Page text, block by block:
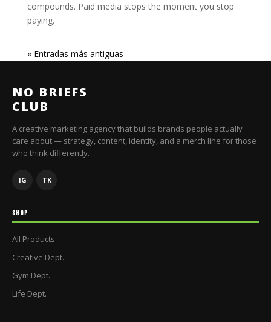
compounds. Paid media stops the moment you stop
paying.
« Entradas más antiguas
NO BRIEFS
CLUB
A creative marketing agency that builds brands people actually
care about — strategy, content, identity, and a merch line for those
who think differently.
IG TK
SHOP
All Products
Creative Dept.
Gym Dept.
Life Dept.